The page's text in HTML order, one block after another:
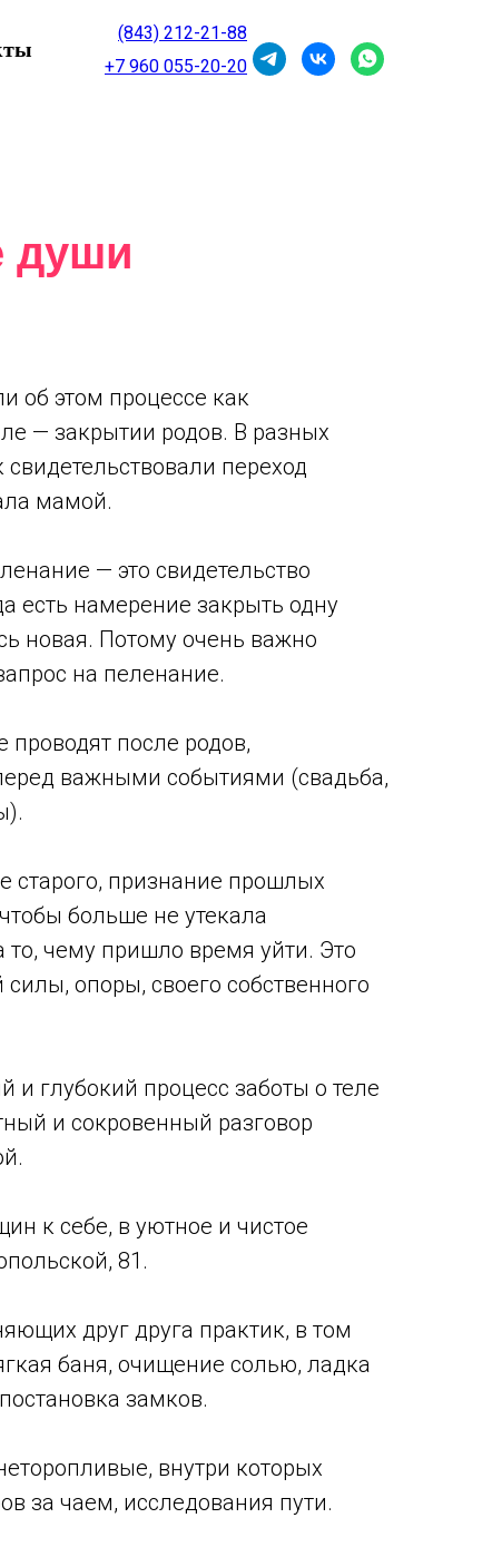
(843) 212-21-88
+7 960 055-20-20
души
об этом процессе как
— закрытии родов. В разных
переход
мамой.
— это свидетельство
есть намерение закрыть одну
новая. Потому очень важно
на пеленание.
после родов,
важными событиями (свадьба,
старого, признание прошлых
больше не утекала
то, чему пришло время уйти. Это
опоры, своего собственного
и глубокий процесс заботы о теле
и сокровенный разговор
к себе, в уютное и чистое
81.
друг друга практик, в том
баня, очищение солью, ладка
замков.
внутри которых
за чаем, исследования пути.